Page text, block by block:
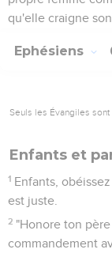
qu'elle craigne son
Ephésiens
Seuls les Évangiles
Enfants et
1 Enfants,
est juste.
2 "Honore ton
commandement